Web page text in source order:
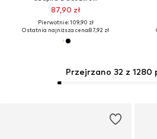
87,90 zł
Pierwotnie: 109,90 zł
Ostatnia najniższa cena:87,92 zł
Przejrzano 32 z 1280